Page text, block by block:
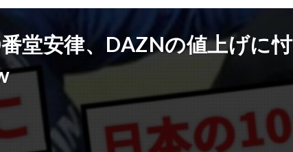
堂安律、DAZNの値上げに忖